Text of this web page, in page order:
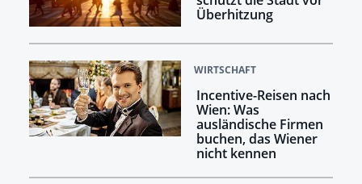
Überhitzung
WIRTSCHAFT
Incentive-Reisen nach
Wien: Was
ausländische Firmen
buchen, das Wiener
nicht kennen